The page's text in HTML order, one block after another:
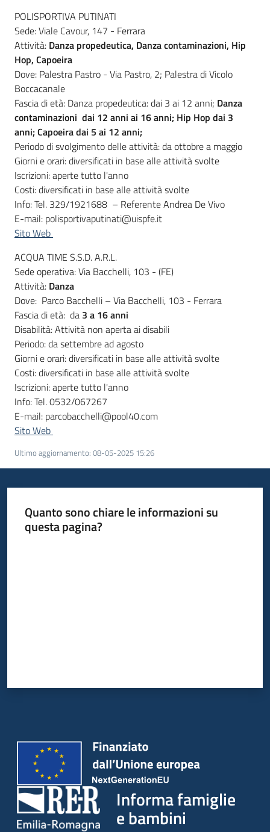
POLISPORTIVA PUTINATI
Sede: Viale Cavour, 147 - Ferrara
Attività: Danza propedeutica, Danza contaminazioni, Hip
Hop, Capoeira
Dove: Palestra Pastro - Via Pastro, 2; Palestra di Vicolo
Boccacanale
Fascia di età: Danza propedeutica: dai 3 ai 12 anni; Danza
contaminazioni dai 12 anni ai 16 anni; Hip Hop dai 3
anni; Capoeira dai 5 ai 12 anni;
Periodo di svolgimento delle attività: da ottobre a maggio
Giorni e orari: diversificati in base alle attività svolte
Iscrizioni: aperte tutto l'anno
Costi: diversificati in base alle attività svolte
Info: Tel. 329/1921688 – Referente Andrea De Vivo
E-mail: polisportivaputinati@uispfe.it
Sito Web
ACQUA TIME S.S.D. A.R.L.
Sede operativa: Via Bacchelli, 103 - (FE)
Attività: Danza
Dove: Parco Bacchelli – Via Bacchelli, 103 - Ferrara
Fascia di età: da 3 a 16 anni
Disabilità: Attività non aperta ai disabili
Periodo: da settembre ad agosto
Giorni e orari: diversificati in base alle attività svolte
Costi: diversificati in base alle attività svolte
Iscrizioni: aperte tutto l'anno
Info: Tel. 0532/067267
E-mail: parcobacchelli@pool40.com
Sito Web
Ultimo aggiornamento: 08-05-2025 15:26
Quanto sono chiare le informazioni su
questa pagina?
Informa famiglie
e bambini